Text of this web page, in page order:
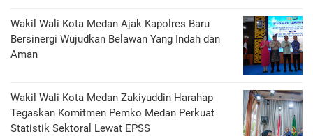
Wakil Wali Kota Medan Ajak Kapolres Baru
Bersinergi Wujudkan Belawan Yang Indah dan
Aman
Wakil Wali Kota Medan Zakiyuddin Harahap
Tegaskan Komitmen Pemko Medan Perkuat
Statistik Sektoral Lewat EPSS